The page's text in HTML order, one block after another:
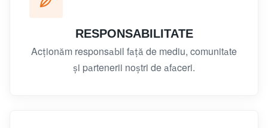
RESPONSABILITATE
Acționăm responsabil față de mediu, comunitate
și partenerii noștri de afaceri.